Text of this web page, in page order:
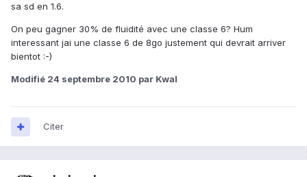
sa sd en 1.6.
On peu gagner 30% de fluidité avec une classe 6? Hum
interessant jai une classe 6 de 8go justement qui devrait arriver
bientot :-)
Modifié 24 septembre 2010 par Kwal
Citer